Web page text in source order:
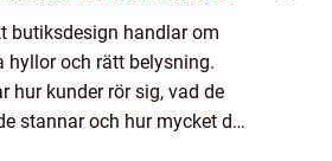
butiksdesign handlar om
hyllor och rätt belysning.
hur kunder rör sig, vad de
stannar och hur mycket de